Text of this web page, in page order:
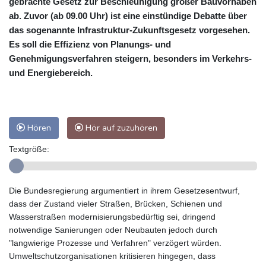
ab. Zuvor (ab 09.00 Uhr) ist eine einstündige Debatte über
das sogenannte Infrastruktur-Zukunftsgesetz vorgesehen.
Es soll die Effizienz von Planungs- und
Genehmigungsverfahren steigern, besonders im Verkehrs-
und Energiebereich.
Hören Hör auf zuzuhören
Textgröße:
Die Bundesregierung argumentiert in ihrem Gesetzesentwurf,
dass der Zustand vieler Straßen, Brücken, Schienen und
Wasserstraßen modernisierungsbedürftig sei, dringend
notwendige Sanierungen oder Neubauten jedoch durch
"langwierige Prozesse und Verfahren" verzögert würden.
Umweltschutzorganisationen kritisieren hingegen, dass